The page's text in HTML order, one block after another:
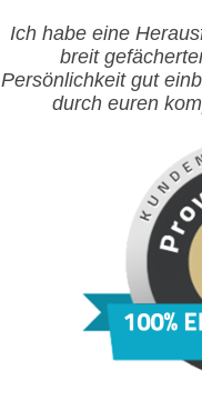
Ich habe eine
breit
Persönlichkeit gut
durch euren